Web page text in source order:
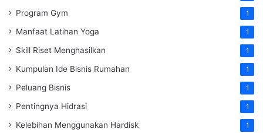
Program Gym 1
Manfaat Latihan Yoga 1
Skill Riset Menghasilkan 1
Kumpulan Ide Bisnis Rumahan 1
Peluang Bisnis 1
Pentingnya Hidrasi 1
Kelebihan Menggunakan Hardisk 1